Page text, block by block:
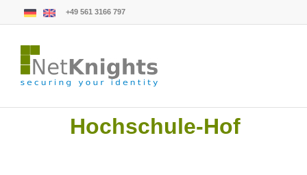
+49 561 3166 797
Hochschule-Hof